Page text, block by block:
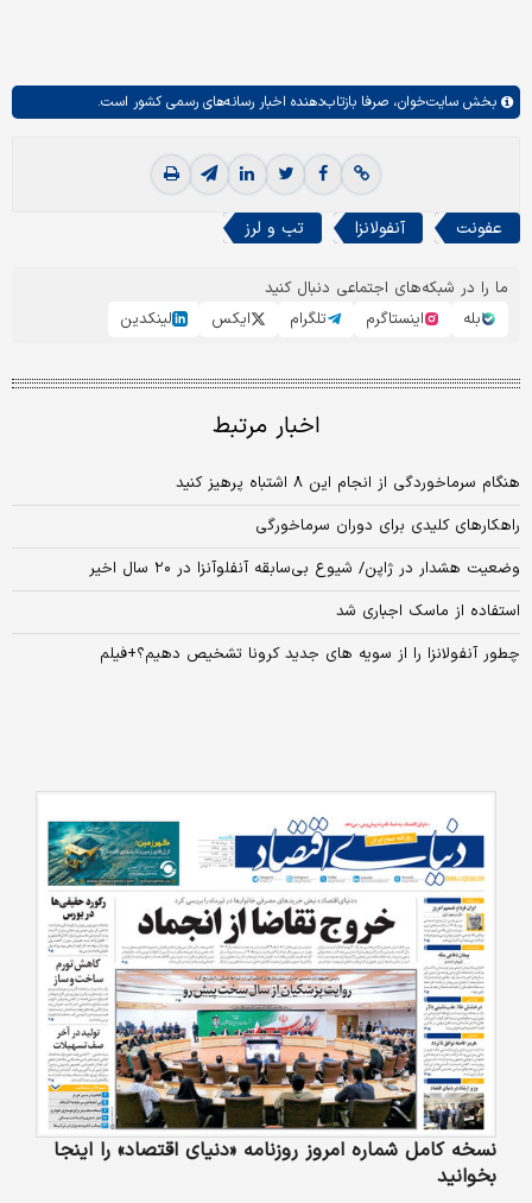
بخش سایت‌خوان، صرفا بازتاب‌دهنده اخبار رسانه‌های رسمی کشور است.
عفونت آنفولانزا تب و لرز
ما را در شبکه‌های اجتماعی دنبال کنید
بله
اینستاگرم تلگرام ایکس لینکدین
اخبار مرتبط
هنگام سرماخوردگی از انجام این ۸ اشتباه پرهیز کنید
راهکارهای کلیدی برای دوران سرماخورگی
وضعیت هشدار در ژاپن/ شیوع بی‌سابقه آنفلوآنزا در ۲۰ سال اخیر
استفاده از ماسک اجباری شد
چطور آنفولانزا را از سویه های جدید کرونا تشخیص دهیم؟+فیلم
نسخه کامل شماره امروز روزنامه «دنیای‌ اقتصاد» را اینجا
بخوانید